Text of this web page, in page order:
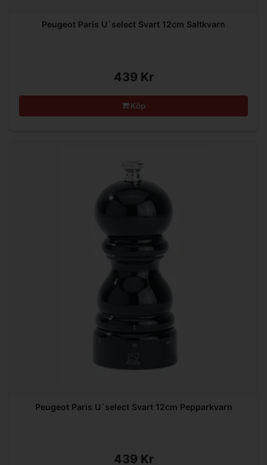
Peugeot Paris U´select Svart 12cm Saltkvarn
439 Kr
Köp
Peugeot Paris U´select Svart 12cm Pepparkvarn
439 Kr